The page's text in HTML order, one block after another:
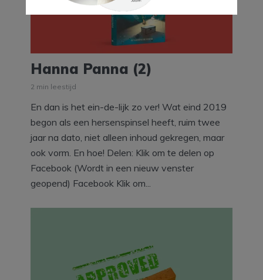
Hanna Panna (2)
2 min leestijd
En dan is het ein-de-lijk zo ver! Wat eind 2019
begon als een hersenspinsel heeft, ruim twee
jaar na dato, niet alleen inhoud gekregen, maar
ook vorm. En hoe! Delen: Klik om te delen op
Facebook (Wordt in een nieuw venster
geopend) Facebook Klik om...